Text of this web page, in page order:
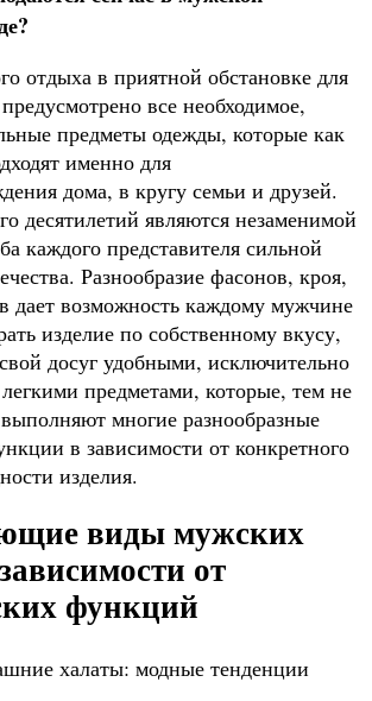
отдыха в приятной обстановке для
все необходимое,
предметы одежды, которые как
именно для
дома, в кругу семьи и друзей.
десятилетий являются незаменимой
каждого представителя сильной
Разнообразие фасонов, кроя,
дает возможность каждому мужчине
изделие по собственному вкусу,
досуг удобными, исключительно
предметами, которые, тем не
многие разнообразные
в зависимости от конкретного
изделия.
виды мужских
от
функций